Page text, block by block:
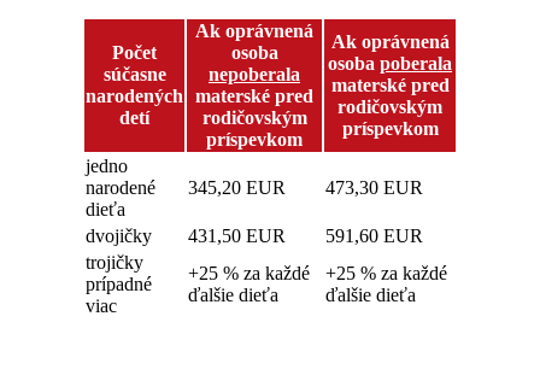
Počet
súčasne
narodených
detí
Ak oprávnená
osoba
nepoberala
materské pred
rodičovským
príspevkom
Ak oprávnená
osoba poberala
materské pred
rodičovským
príspevkom
jedno
narodené
dieťa
345,20 EUR 473,30 EUR
dvojičky 431,50 EUR
591,60 EUR
trojičky
prípadné
viac
+25 % za každé
ďalšie dieťa
+25 % za každé
ďalšie dieťa